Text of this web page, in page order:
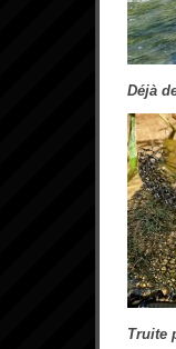
Déjà
Truite